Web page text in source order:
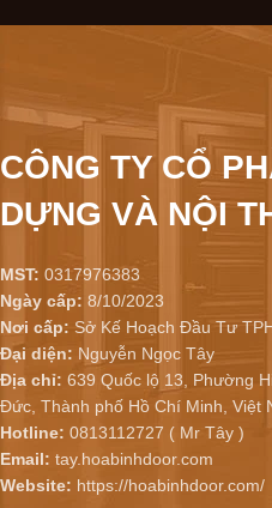
CÔNG TY CỔ
DỰNG VÀ NỘI
MST: 0317976383
Ngày cấp: 8/10/2023
Nơi cấp: Sở Kế Hoạch Đầu Tư
Đại diện: Nguyễn Ngọc Tây
Địa chỉ: 639 Quốc lộ 13, Phường
Đức, Thành phố Hồ Chí Minh, Việt
Hotline: 0813112727 ( Mr Tây )
Email: tay.hoabinhdoor.com
Website: https://hoabinhdoor.com/